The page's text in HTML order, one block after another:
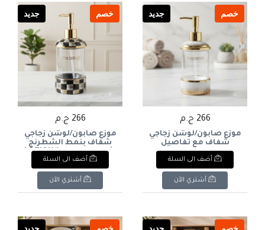
خصم جديد
266 ج.م
موزع صابون/لوشن زجاجي
شفاف مع تفاصيل
سيراميك وذهبية
: Clear Glass Soap &
Lotion Dispenser with
White Ceramic & Gold
أضف الى السلة
أشتري الآن
خصم جديد
266 ج.م
موزع صابون/لوشن زجاجي
شفاف بنمط الشطرنج
الأسود والذهبي ("LOTION
DISPENSER"). & : Clear
Glass Soap & Lotion
Dispenser with Black &
Gold Checkered Pattern.
أضف الى السلة
أشتري الآن